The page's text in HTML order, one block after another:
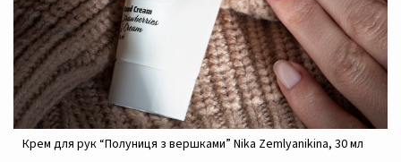
“Полуниця з вершками” Nika Zemlyanikina, 30 мл Крем